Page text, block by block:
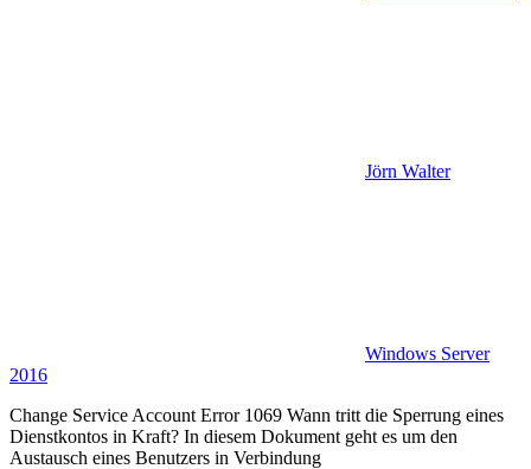
Jörn Walter
Windows Server
2016
Change Service Account Error 1069 Wann tritt die Sperrung eines
Dienstkontos in Kraft? In diesem Dokument geht es um den
Austausch eines Benutzers in Verbindung